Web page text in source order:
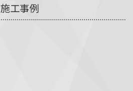
施工事例